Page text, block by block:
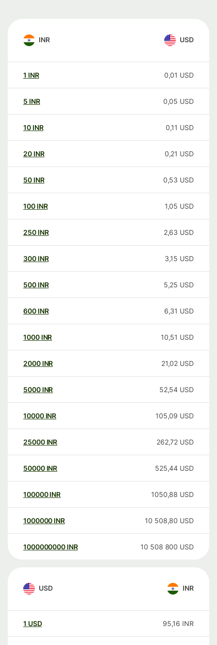
INR USD
1 INR 0,01 USD
5 INR 0,05 USD
10 INR 0,11 USD
20 INR 0,21 USD
50 INR 0,53 USD
100 INR 1,05 USD
250 INR 2,63 USD
300 INR 3,15 USD
500 INR 5,25 USD
600 INR 6,31 USD
1000 INR 10,51 USD
2000 INR 21,02 USD
5000 INR 52,54 USD
10000 INR 105,09 USD
25000 INR 262,72 USD
50000 INR 525,44 USD
100000 INR 1050,88 USD
1000000 INR 10 508,80 USD
1000000000 INR 10 508 800 USD
USD INR
1 USD 95,16 INR